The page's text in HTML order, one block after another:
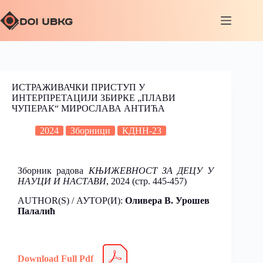
ИСТРАЖИВАЧКИ ПРИСТУП У
ИНТЕРПРЕТАЦИЈИ ЗБИРКЕ „ПЛАВИ
ЧУПЕРАК“ МИРОСЛАВА АНТИЋА
2024 Зборници КДНН-23
Зборник радова КЊИЖЕВНОСТ ЗА ДЕЦУ У
НАУЦИ И НАСТАВИ, 2024 (стр. 445-457)
AUTHOR(S) / АУТОР(И): Оливера В. Урошев
Палалић
Download Full Pdf